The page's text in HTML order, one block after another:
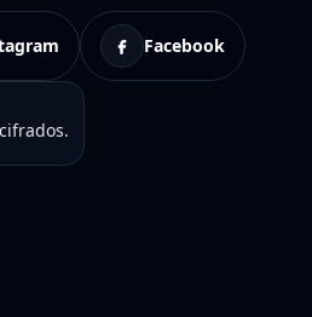
Facebook